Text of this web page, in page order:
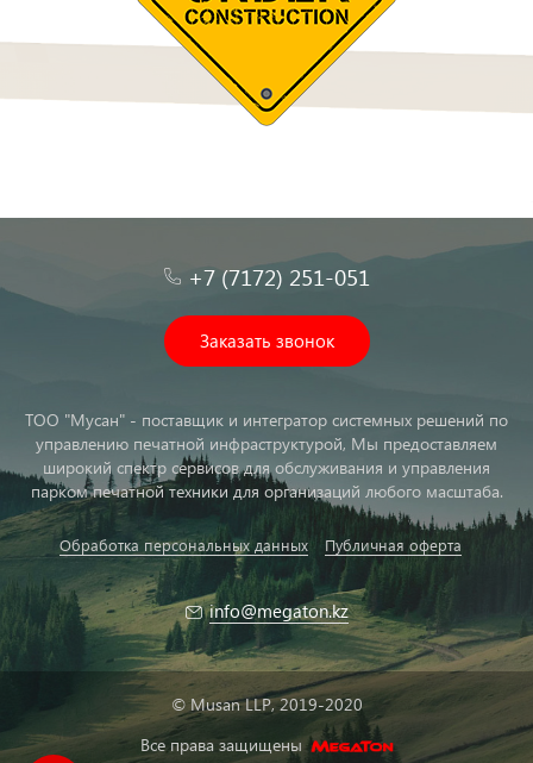
+7 (7172) 251-051
Заказать звонок
ТОО "Мусан" - поставщик и интегратор системных решений по
управлению печатной инфраструктурой, Мы предоставляем
широкий спектр сервисов для обслуживания и управления
парком печатной техники для организаций любого масштаба.
Обработка персональных данных Публичная оферта
info@megaton.kz
© Musan LLP, 2019-2020
Все права защищены